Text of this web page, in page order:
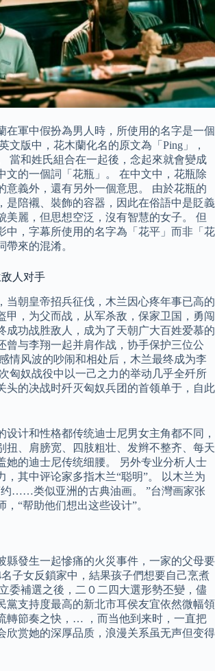
在軍中假扮為男人時，所使用的名字是一個
文版中，花木蘭化名的原文為「Ping」，
當和姓氏組合在一起後，念起來就會變成
文的一個詞「花瓶」。 在中文中，花瓶除
意義外，還有另外一個意思。 由於花瓶的
是陪襯、裝飾的容器，因此在俗語中是貶義
美麗，但思想空泛，沒有智慧的女子。 但
中，字幕所使用的名字為「花平」而非「花
帶來的混淆。
人对手
当朝皇帝招兵征伐，木兰因心疼年事已高的
甲，为父而战，从军杀敌，保家卫国，勇闯
成功战胜敌人，成为了天朝广大百姓爱慕的
曾与李翔一起并肩作战，协手保护三位公
情风波的吵闹和相处后，木兰最终成为李
匈奴战役中以一己之力的举动几乎全歼所
头的决战时歼灭匈奴兵团的首领单于，自此
设计和性格都传统迪士尼男女主角都不同，
扭、肩膀宽、四肢粗壮、发辫不整齐、每天
她的迪士尼传统细腰。 另外专业分析人士
，其中评论家多指木兰“聪明”。 以木兰为
……类似亚洲的古典油画。 ”台灣画家张
“帮助他们想出这些设计”。
縣發生一起慘痛的火災事件，一家的父母要
子女反鎖家中，結果孩子們想要自己烹煮
委補選之後，二０二四大選形勢丕變，儘
黨支持度最高的新北市耳侯友宜依然微幅領
轉節奏之快，… ，而当他到来时，一直把
欣赏她的深厚品质，浪漫关系虽无声但变得